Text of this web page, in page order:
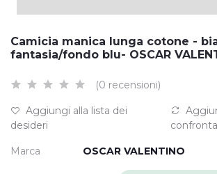
Camicia manica lunga cotone -
fantasia/fondo blu- OSCAR
(0 recensioni)
Aggiungi alla lista dei
desideri
Marca OSCAR VALENTINO